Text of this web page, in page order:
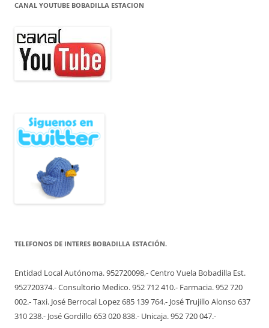
CANAL YOUTUBE BOBADILLA ESTACION
TELEFONOS DE INTERES BOBADILLA ESTACIÓN.
Entidad Local Autónoma. 952720098,- Centro Vuela Bobadilla Est.
952720374.- Consultorio Medico. 952 712 410.- Farmacia. 952 720
002.- Taxi. José Berrocal Lopez 685 139 764.- José Trujillo Alonso 637
310 238.- José Gordillo 653 020 838.- Unicaja. 952 720 047.-